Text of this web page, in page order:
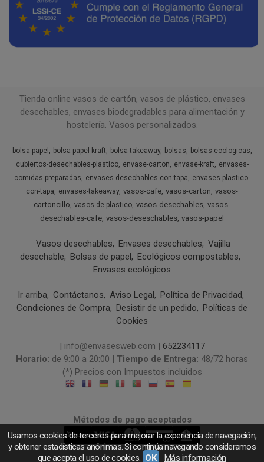
Tienda online vasos de cartón, vasos de plástico, envases
desechables, envases biodegradables para alimentación y
hostelería. Vasos personalizados.
bolsa-papel bolsa-papel-kraft bolsa-takeaway bolsas
bolsas-ecologicas
cubiertos-desechables-plastico
envase-carton envase-kraft
envases-
comidas-preparadas
envases-desechables-con-tapa
envases-plastico-
con-tapa
envases-takeaway vasos-cafe vasos-carton vasos-
cartoncillo vasos-de-plastico vasos-desechables vasos-
desechables-cafe vasos-deseschables vasos-papel
Vasos desechables Envases desechables
Vajilla
desechable
Bolsas de papel
Ecológicos compostables
Envases ecológicos
Ir arriba Contáctanos Aviso Legal
Política de Privacidad
Condiciones de Compra
Desistir de un pedido
Políticas de
Cookies
| info@envasesweb.com | 652234117
Horario: de 9:00 a 20:00 | Tiempo de Entrega: 48/72 horas
(*) Precios con Impuestos incluidos
Métodos de pago aceptados
Usamos cookies de terceros para mejorar la experiencia de navegación,
y obtener estadísticas anónimas. Si continúa navegando consideramos
que acepta el uso de cookies. OK Más información